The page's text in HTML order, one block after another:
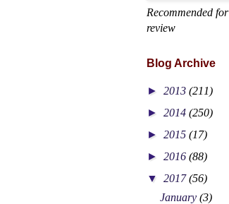
Recommended for
review
Blog Archive
► 2013 (211)
► 2014 (250)
► 2015 (17)
► 2016 (88)
▼ 2017(56)
January(3)